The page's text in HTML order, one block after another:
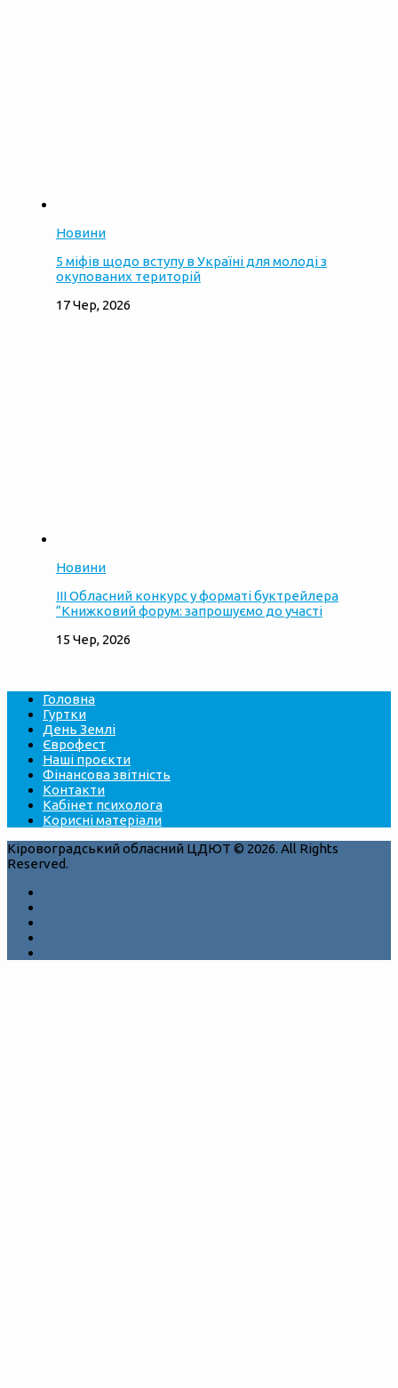
Новини
5 міфів щодо вступу в Україні для молоді з
окупованих територій
17 Чер, 2026
Новини
ІІІ Обласний конкурс у форматі буктрейлера
“Книжковий форум: запрошуємо до участі
15 Чер, 2026
Головна
Гуртки
День Землі
Єврофест
Наші проєкти
Фінансова звітність
Контакти
Кабінет психолога
Корисні матеріали
Кіровоградський обласний ЦДЮТ © 2026. All Rights
Reserved.